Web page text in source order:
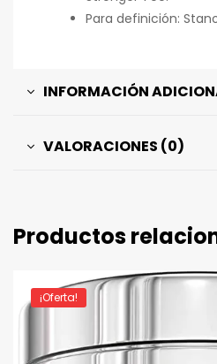
Para definición:
INFORMACIÓN
VALORACIONES (0)
Productos
¡Oferta!